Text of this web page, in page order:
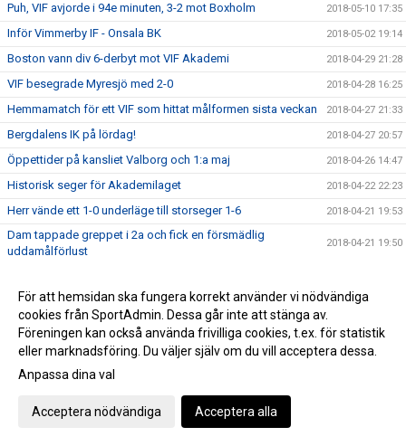
Puh, VIF avjorde i 94e minuten, 3-2 mot Boxholm 2018-05-10 17:35
Inför Vimmerby IF - Onsala BK 2018-05-02 19:14
Boston vann div 6-derbyt mot VIF Akademi 2018-04-29 21:28
VIF besegrade Myresjö med 2-0 2018-04-28 16:25
Hemmamatch för ett VIF som hittat målformen sista veckan 2018-04-27 21:33
Bergdalens IK på lördag! 2018-04-27 20:57
Öppettider på kansliet Valborg och 1:a maj 2018-04-26 14:47
Historisk seger för Akademilaget 2018-04-22 22:23
Herr vände ett 1-0 underläge till storseger 1-6 2018-04-21 19:53
Dam tappade greppet i 2a och fick en försmädlig
uddamålförlust
2018-04-21 19:50
Dam C gjorde ett rappt intryck ikväll 2018-04-18 23:26
Ibra sköt in en poäng till VIF på stopptid 2018-04-14 16:51
Äntligen avspark i seriespelet 2018-04-13 12:09
Domarutbildning
Helt klart att Håkan blir huvudtränare för VIF Dam
Succé igen, breddturneringens charm står sig över tid
För att hemsidan ska fungera korrekt använder vi nödvändiga
cookies från SportAdmin. Dessa går inte att stänga av.
Föreningen kan också använda frivilliga cookies, t.ex. för statistik
eller marknadsföring. Du väljer själv om du vill acceptera dessa.
Anpassa dina val
Acceptera nödvändiga Acceptera alla